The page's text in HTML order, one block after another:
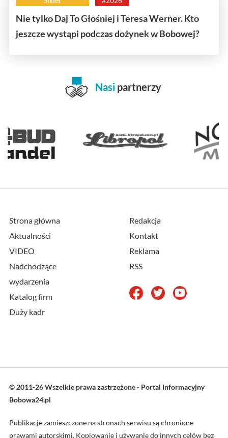
Nie tylko Daj To Głośniej i Teresa Werner. Kto
jeszcze wystąpi podczas dożynek w Bobowej?
Nasi partnerzy
Strona główna
Aktualności
VIDEO
Nadchodzące
wydarzenia
Katalog firm
Duży kadr
Redakcja
Kontakt
Reklama
RSS
© 2011-26 Wszelkie prawa zastrzeżone - Portal Informacyjny
Bobowa24.pl
Publikacje zamieszczone na stronach serwisu są chronione
prawami autorskimi. Kopiowanie i używanie do innych celów bez